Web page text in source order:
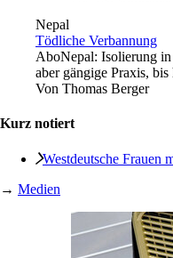
Nepal
Tödliche Verbannung
AboNepal: Isolierung
aber gängige Praxis,
Von Thomas Berger
Kurz notiert
Westdeutsche Frauen
→ Medien